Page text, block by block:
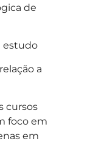
de
estudo
a
cursos
foco em
em